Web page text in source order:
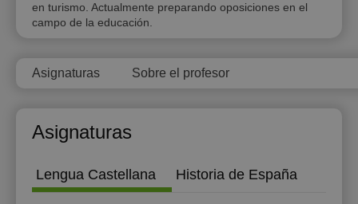
en turismo. Actualmente preparando oposiciones en el
campo de la educación.
Asignaturas Sobre el profesor
Asignaturas
Lengua Castellana Historia de España
16:30
17:30
18:30
19:00